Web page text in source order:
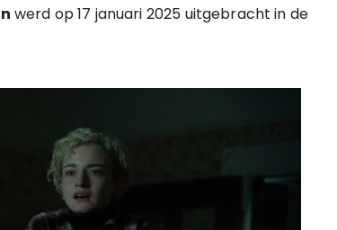
werd op 17 januari 2025 uitgebracht in de